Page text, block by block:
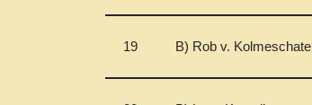
19 B) Rob v. Kolmeschate